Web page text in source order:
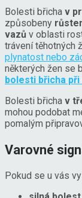
Bolesti břicha v
způsobeny
vazů v oblasti
trávení těhotných
plynatost nebo
některých žen se
bolesti břicha
Bolesti břicha v
mohou podobat
pomalým
Varovné
Pokud se u vás